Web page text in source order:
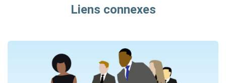
Liens connexes